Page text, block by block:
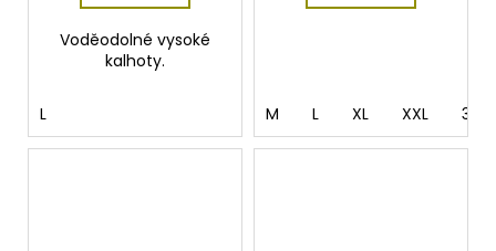
Voděodolné vysoké
kalhoty.
L M L XL XXL 3XL